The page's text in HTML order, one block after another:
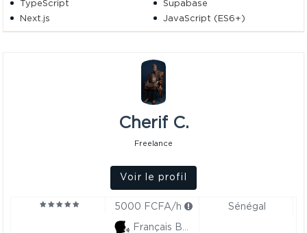
TypeScript
Supabase
Next.js
JavaScript (ES6+)
HTML5 / CSS3
Cherif C.
Freelance
Voir le profil
5000 FCFA/h Sénégal
Français Bon